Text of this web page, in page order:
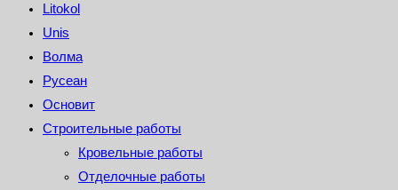
Litokol
Unis
Волма
Русеан
Основит
Строительные работы
Кровельные работы
Отделочные работы